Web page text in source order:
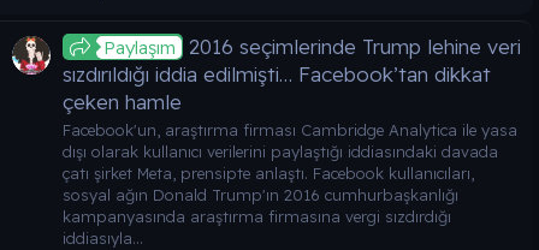
Paylaşım
2016 seçimlerinde Trump lehine veri
sızdırıldığı iddia edilmişti… Facebook’tan dikkat
çeken hamle
Facebook'un, araştırma firması Cambridge Analytica ile yasa
dışı olarak kullanıcı verilerini paylaştığı iddiasındaki davada
çatı şirket Meta, prensipte anlaştı. Facebook kullanıcıları,
sosyal ağın Donald Trump'ın 2016 cumhurbaşkanlığı
kampanyasında araştırma firmasına vergi sızdırdığı
iddiasıyla...